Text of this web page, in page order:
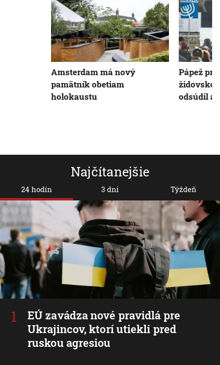
Najčítanejšie
24 hodín
EÚ zavádza nové pravidlá pre
Ukrajincov, ktorí utiekli pred
ruskou agresiou
3 dni Týždeň
Amsterdam má nový
pamätník obetiam
holokaustu
Pápež pri
odsúdil